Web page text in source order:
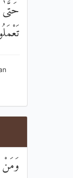
حَتَّىٰ